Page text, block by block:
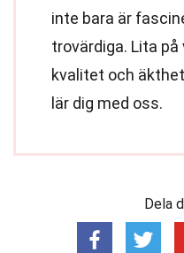
inte bara är
trovärdiga. Lita
kvalitet och
lär dig med oss.
Dela